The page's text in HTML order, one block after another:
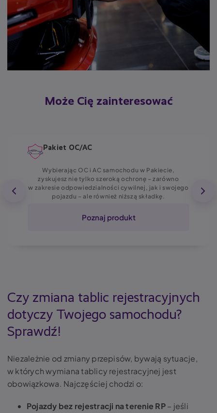
Może Cię zainteresować
Pakiet OC/AC
Wybierając OC i AC samochodu w Pakiecie,
zyskujesz nie tylko szeroką ochronę – zarówno
w zakresie odpowiedzialności cywilnej, jak i swojego
pojazdu – ale również niższą składkę.
Poznaj produkt
Czy zmiana tablic rejestracyjnych
dotyczy Twojego samochodu?
Sprawdź!
Niezależnie od zmiany przepisów, bywają sytuacje,
w którychwymiana tablicy rejestracyjnej jest
obowiązkowa. Najczęściej chodzi o:
Pojazdy bez rejestracji na terenie RP– jeśli